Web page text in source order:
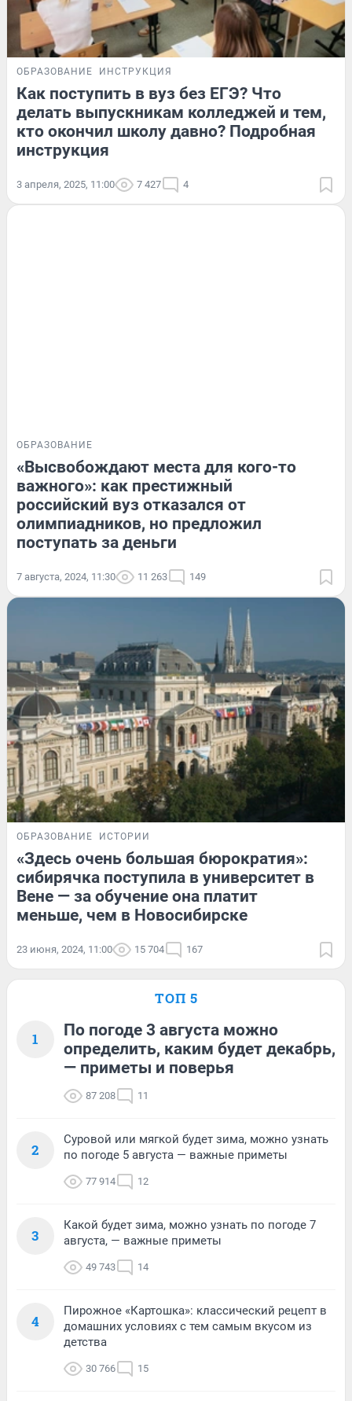
ОБРАЗОВАНИЕ ИНСТРУКЦИЯ
Как поступить в вуз без ЕГЭ? Что
делать выпускникам колледжей и тем,
кто окончил школу давно? Подробная
инструкция
3 апреля, 2025, 11:00 7 427 4
ОБРАЗОВАНИЕ
«Высвобождают места для кого-то
важного»: как престижный
российский вуз отказался от
олимпиадников, но предложил
поступать за деньги
7 августа, 2024, 11:30 11 263 149
ОБРАЗОВАНИЕ ИСТОРИИ
«Здесь очень большая бюрократия»:
сибирячка поступила в университет в
Вене — за обучение она платит
меньше, чем в Новосибирске
23 июня, 2024, 11:00 15 704 167
ТОП 5
1
По погоде 3 августа можно
определить, каким будет декабрь,
— приметы и поверья
87 208 11
2
Суровой или мягкой будет зима, можно узнать
по погоде 5 августа — важные приметы
77 914 12
3
Какой будет зима, можно узнать по погоде 7
августа, — важные приметы
49 743 14
4
Пирожное «Картошка»: классический рецепт в
домашних условиях с тем самым вкусом из
детства
30 766 15